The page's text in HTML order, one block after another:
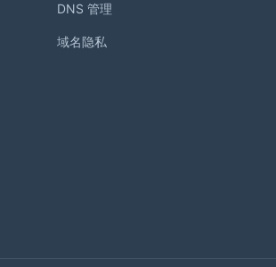
DNS 管理
域名隐私